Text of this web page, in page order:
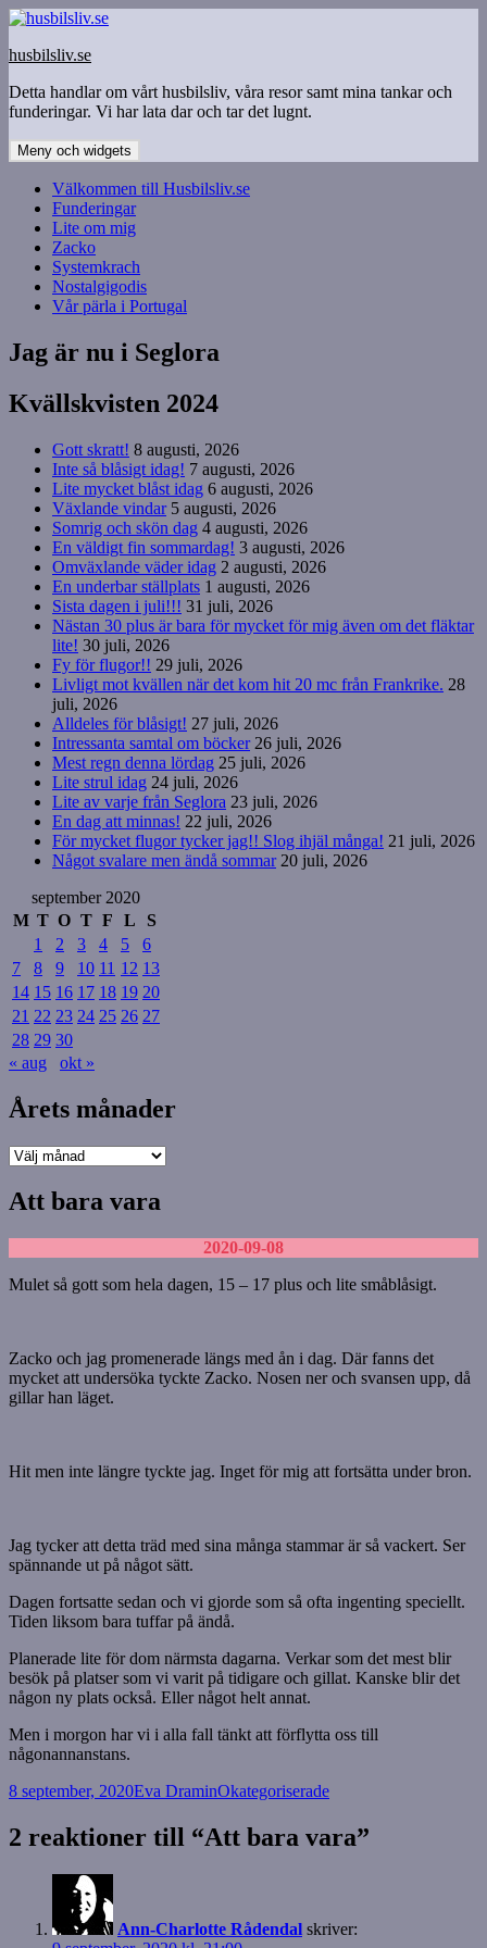
Hoppa
innehåll
husbilsliv.se
Detta handlar om vårt husbilsliv, våra resor samt mina tankar och
funderingar. Vi har lata dar och tar det lugnt.
Meny och widgets
Välkommen till Husbilsliv.se
Funderingar
Lite om mig
Zacko
Systemkrach
Nostalgigodis
Vår pärla i Portugal
Jag är nu i Seglora
Kvällskvisten 2024
Gott skratt! 8 augusti, 2026
Inte så blåsigt idag! 7 augusti, 2026
Lite mycket blåst idag 6 augusti, 2026
Växlande vindar 5 augusti, 2026
Somrig och skön dag 4 augusti, 2026
En väldigt fin sommardag! 3 augusti, 2026
Omväxlande väder idag 2 augusti, 2026
En underbar ställplats 1 augusti, 2026
Sista dagen i juli!!! 31 juli, 2026
Nästan 30 plus är bara för mycket för mig även om det fläktar
lite! 30 juli, 2026
Fy för flugor!! 29 juli, 2026
Livligt mot kvällen när det kom hit 20 mc från Frankrike. 28
juli, 2026
Alldeles för blåsigt! 27 juli, 2026
Intressanta samtal om böcker 26 juli, 2026
Mest regn denna lördag 25 juli, 2026
Lite strul idag 24 juli, 2026
Lite av varje från Seglora 23 juli, 2026
En dag att minnas! 22 juli, 2026
För mycket flugor tycker jag!! Slog ihjäl många! 21 juli, 2026
Något svalare men ändå sommar 20 juli, 2026
september 2020
M T O T F L
S
1
2 3 4 5
6
7
8 9 10 11 12 13
14 15 16 17 18 19 20
21 22 23 24 25 26 27
28 29 30
« aug
okt »
Årets månader
Årets
Att bara vara
2020-09-08
Mulet så gott som hela dagen, 15 – 17 plus och lite småblåsigt.
Zacko och jag promenerade längs med ån i dag. Där fanns det
mycket att undersöka tyckte Zacko. Nosen ner och svansen upp, då
gillar han läget.
Hit men inte längre tyckte jag. Inget för mig att fortsätta under bron.
Jag tycker att detta träd med sina många stammar är så vackert. Ser
spännande ut på något sätt.
Dagen fortsatte sedan och vi gjorde som så ofta ingenting speciellt.
Tiden liksom bara tuffar på ändå.
Planerade lite för dom närmsta dagarna. Verkar som det mest blir
besök på platser som vi varit på tidigare och gillat. Kanske blir det
någon ny plats också. Eller något helt annat.
Men i morgon har vi i alla fall tänkt att förflytta oss till
någonannanstans.
Postat
8 september, 2020Författare
Eva DraminKategorier
Okategoriserade
2 reaktioner till “Att bara vara”
Ann-Charlotte Rådendal skriver: